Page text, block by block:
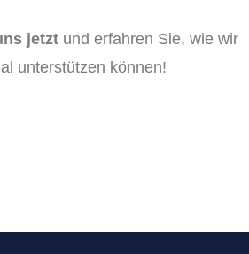
jetztund erfahren Sie, wie wir
unterstützen können!